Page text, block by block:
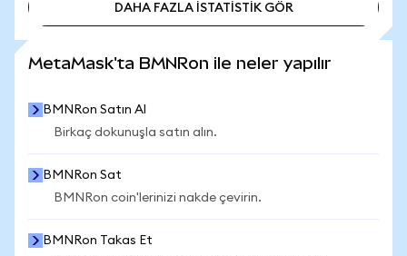
DAHA FAZLA İSTATİSTİK GÖR
MetaMask'ta BMNRon ile neler yapılır
BMNRon Satın Al
Birkaç dokunuşla satın alın.
BMNRon Sat
BMNRon coin'lerinizi nakde çevirin.
BMNRon Takas Et